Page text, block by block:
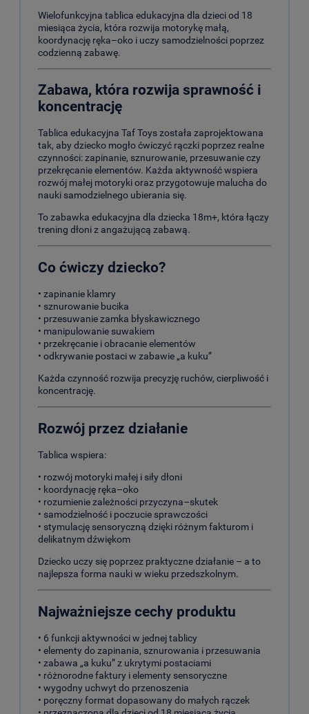
Wielofunkcyjna tablica edukacyjna dla dzieci od 18
miesiąca życia, która rozwija motorykę małą,
koordynację ręka–oko i uczy samodzielności poprzez
codzienną zabawę.
Zabawa, która rozwija sprawność i
koncentrację
Tablica edukacyjna Taf Toys została zaprojektowana
tak, aby dziecko mogło ćwiczyć rączki poprzez realne
czynności: zapinanie, sznurowanie, przesuwanie czy
przekręcanie elementów. Każda aktywność wspiera
rozwój małej motoryki oraz przygotowuje malucha do
nauki samodzielnego ubierania się.
To zabawka edukacyjna dla dziecka 18m+, która łączy
trening dłoni z angażującą zabawą.
Co ćwiczy dziecko?
• zapinanie klamry
• sznurowanie bucika
• przesuwanie zamka błyskawicznego
• manipulowanie suwakiem
• przekręcanie i obracanie elementów
• odkrywanie postaci w zabawie „a kuku”
Każda czynność rozwija precyzję ruchów, cierpliwość i
koncentrację.
Rozwój przez działanie
Tablica wspiera:
• rozwój motoryki małej i siły dłoni
• koordynację ręka–oko
• rozumienie zależności przyczyna–skutek
• samodzielność i poczucie sprawczości
• stymulację sensoryczną dzięki różnym fakturom i
delikatnym dźwiękom
Dziecko uczy się poprzez praktyczne działanie – a to
najlepsza forma nauki w wieku przedszkolnym.
Najważniejsze cechy produktu
• 6 funkcji aktywności w jednej tablicy
• elementy do zapinania, sznurowania i przesuwania
• zabawa „a kuku” z ukrytymi postaciami
• różnorodne faktury i elementy sensoryczne
• wygodny uchwyt do przenoszenia
• poręczny format dopasowany do małych rączek